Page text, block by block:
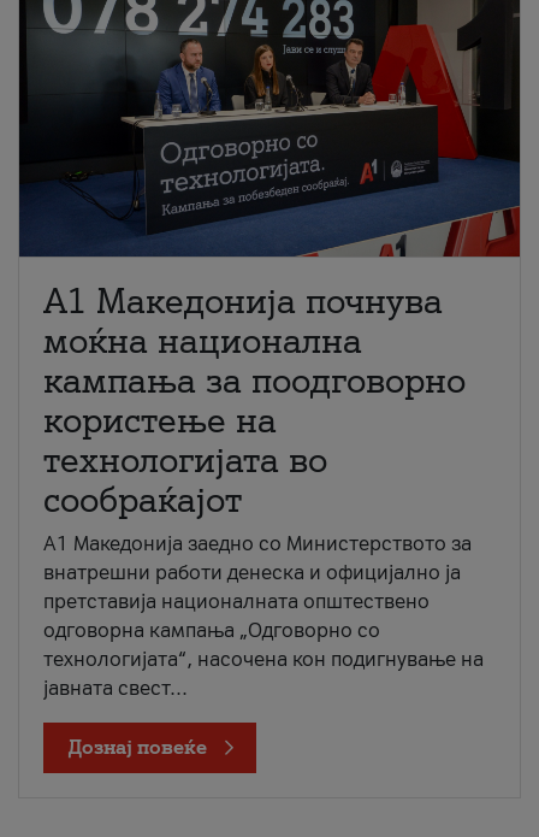
A1 Македонија почнува
моќна национална
кампања за поодговорно
користење на
технологијата во
сообраќајот
A1 Македонија заедно со Министерството за
внатрешни работи денеска и официјално ја
претставија националната општествено
одговорна кампања „Одговорно со
технологијата“, насочена кон подигнување на
јавната свест...
Дознај повеќе